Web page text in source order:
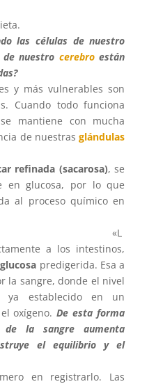
las células de nuestro
de nuestro cerebroestán
y más vulnerables son
Cuando todo funciona
mantiene con mucha
de nuestrasglándulas
refinada (sacarosa), se
en glucosa, por lo que
al proceso químico en
«L
a los intestinos,
glucosa predigerida. Esa a
la sangre, donde el nivel
establecido en un
oxígeno.De esta forma
la sangre aumenta
el equilibrio y el
en registrarlo. Las